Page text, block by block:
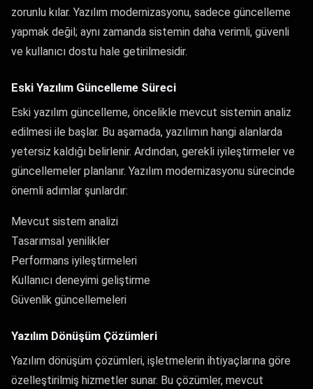
zorunlu kılar. Yazılım modernizasyonu, sadece güncelleme
yapmak değil; aynı zamanda sistemin daha verimli, güvenli
ve kullanıcı dostu hale getirilmesidir.
Eski Yazılım Güncelleme Süreci
Eski yazılım güncelleme, öncelikle mevcut sistemin analiz
edilmesi ile başlar. Bu aşamada, yazılımın hangi alanlarda
yetersiz kaldığı belirlenir. Ardından, gerekli iyileştirmeler ve
güncellemeler planlanır. Yazılım modernizasyonu sürecinde
önemli adımlar şunlardır:
Mevcut sistem analizi
Tasarımsal yenilikler
Performans iyileştirmeleri
Kullanıcı deneyimi geliştirme
Güvenlik güncellemeleri
Yazılım Dönüşüm Çözümleri
Yazılım dönüşüm çözümleri, işletmelerin ihtiyaçlarına göre
özelleştirilmiş hizmetler sunar. Bu çözümler, mevcut